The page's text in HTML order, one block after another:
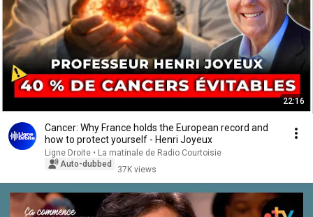
22:16
Cancer: Why France holds the European record and
how to protect yourself - Henri Joyeux
Ligne Droite • La matinale de Radio Courtoisie
Auto-dubbed
37K views